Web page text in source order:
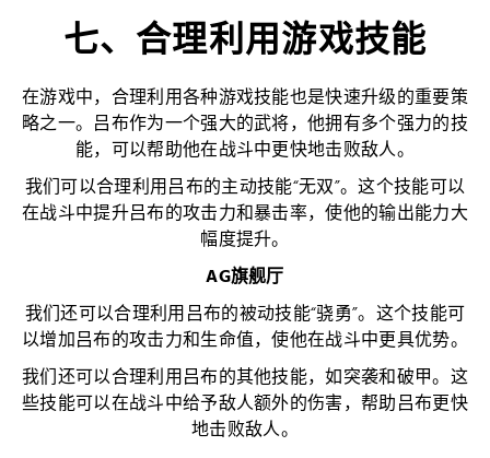
七、合理利用游戏技能
在游戏中，合理利用各种游戏技能也是快速升级的重要策
略之一。吕布作为一个强大的武将，他拥有多个强力的技
能，可以帮助他在战斗中更快地击败敌人。
我们可以合理利用吕布的主动技能“无双”。这个技能可以
在战斗中提升吕布的攻击力和暴击率，使他的输出能力大
幅度提升。
AG旗舰厅
我们还可以合理利用吕布的被动技能“骁勇”。这个技能可
以增加吕布的攻击力和生命值，使他在战斗中更具优势。
我们还可以合理利用吕布的其他技能，如突袭和破甲。这
些技能可以在战斗中给予敌人额外的伤害，帮助吕布更快
地击败敌人。